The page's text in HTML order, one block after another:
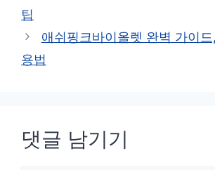
팁
애쉬핑크바이올렛 완벽 가이
용법
댓글 남기기